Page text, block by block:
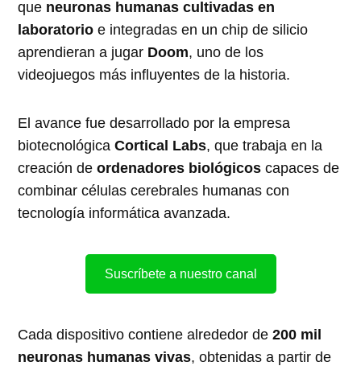
que neuronas humanas cultivadas en
laboratorio e integradas en un chip de silicio
aprendieran a jugar Doom, uno de los
videojuegos más influyentes de la historia.
El avance fue desarrollado por la empresa
biotecnológicaCortical Labs, que trabaja en la
creación deordenadores biológicos capaces de
combinar células cerebrales humanas con
tecnología informática avanzada.
Suscríbete a nuestro canal
Cada dispositivo contiene alrededor de200 mil
neuronas humanas vivas, obtenidas a partir de